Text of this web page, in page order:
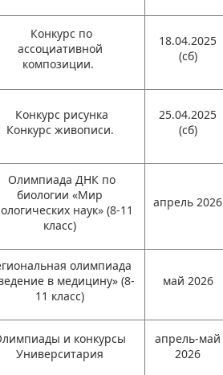
Конкурс по
ассоциативной
композиции.
18.04.2025
(сб)
Конкурс рисунка
Конкурс живописи.
25.04.2025
(сб)
Олимпиада ДНК по
биологии «Мир
наук» (8-11
класс)
апрель 2026
олимпиада
в медицину» (8-
11 класс)
май 2026
и конкурсы
Университария
апрель-май
2026